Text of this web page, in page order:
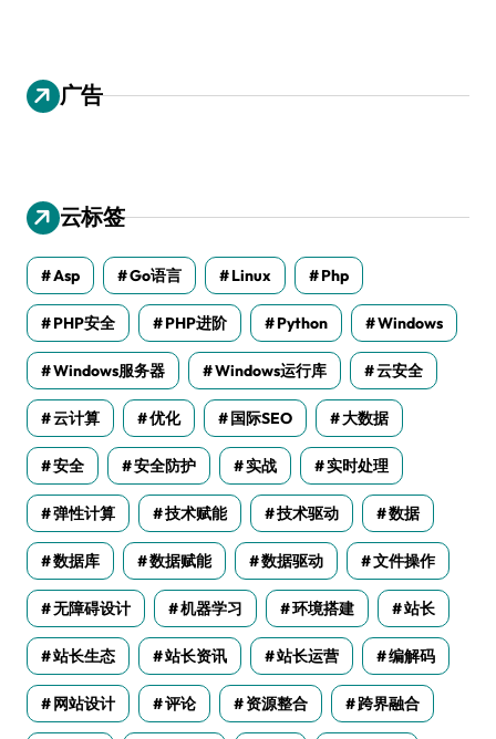
广告
云标签
Asp Go语言 Linux Php
PHP安全 PHP进阶 Python Windows
Windows服务器 Windows运行库 云安全
云计算 优化 国际SEO 大数据
安全 安全防护 实战 实时处理
弹性计算 技术赋能 技术驱动 数据
数据库 数据赋能 数据驱动 文件操作
无障碍设计 机器学习 环境搭建 站长
站长生态 站长资讯 站长运营 编解码
网站设计 评论 资源整合 跨界融合